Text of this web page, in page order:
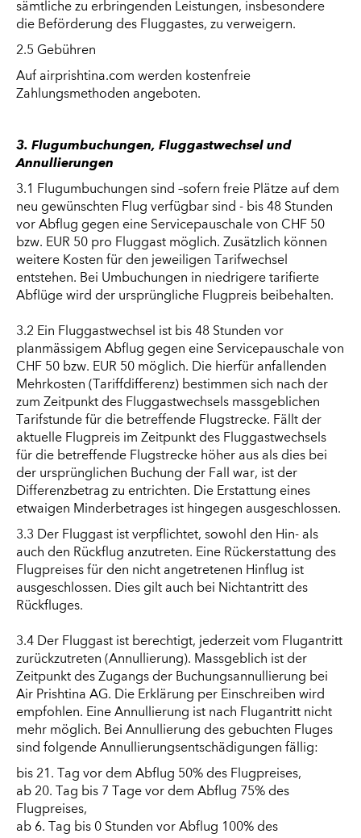
sämtliche zu erbringenden Leistungen, insbesondere
die Beförderung des Fluggastes, zu verweigern.
2.5 Gebühren
Auf airprishtina.com werden kostenfreie
Zahlungsmethoden angeboten.
3. Flugumbuchungen, Fluggastwechsel und
Annullierungen
3.1 Flugumbuchungen sind –sofern freie Plätze auf dem
neu gewünschten Flug verfügbar sind - bis 48 Stunden
vor Abflug gegen eine Servicepauschale von CHF 50
bzw. EUR 50 pro Fluggast möglich. Zusätzlich können
weitere Kosten für den jeweiligen Tarifwechsel
entstehen. Bei Umbuchungen in niedrigere tarifierte
Abflüge wird der ursprüngliche Flugpreis beibehalten.
3.2 Ein Fluggastwechsel ist bis 48 Stunden vor
planmässigem Abflug gegen eine Servicepauschale von
CHF 50 bzw. EUR 50 möglich. Die hierfür anfallenden
Mehrkosten (Tariffdifferenz) bestimmen sich nach der
zum Zeitpunkt des Fluggastwechsels massgeblichen
Tarifstunde für die betreffende Flugstrecke. Fällt der
aktuelle Flugpreis im Zeitpunkt des Fluggastwechsels
für die betreffende Flugstrecke höher aus als dies bei
der ursprünglichen Buchung der Fall war, ist der
Differenzbetrag zu entrichten. Die Erstattung eines
etwaigen Minderbetrages ist hingegen ausgeschlossen.
3.3 Der Fluggast ist verpflichtet, sowohl den Hin- als
auch den Rückflug anzutreten. Eine Rückerstattung des
Flugpreises für den nicht angetretenen Hinflug ist
ausgeschlossen. Dies gilt auch bei Nichtantritt des
Rückfluges.
3.4 Der Fluggast ist berechtigt, jederzeit vom Flugantritt
zurückzutreten (Annullierung). Massgeblich ist der
Zeitpunkt des Zugangs der Buchungsannullierung bei
Air Prishtina AG. Die Erklärung per Einschreiben wird
empfohlen. Eine Annullierung ist nach Flugantritt nicht
mehr möglich. Bei Annullierung des gebuchten Fluges
sind folgende Annullierungsentschädigungen fällig:
bis 21. Tag vor dem Abflug 50% des Flugpreises,
ab 20. Tag bis 7 Tage vor dem Abflug 75% des
Flugpreises,
ab 6. Tag bis 0 Stunden vor Abflug 100% des